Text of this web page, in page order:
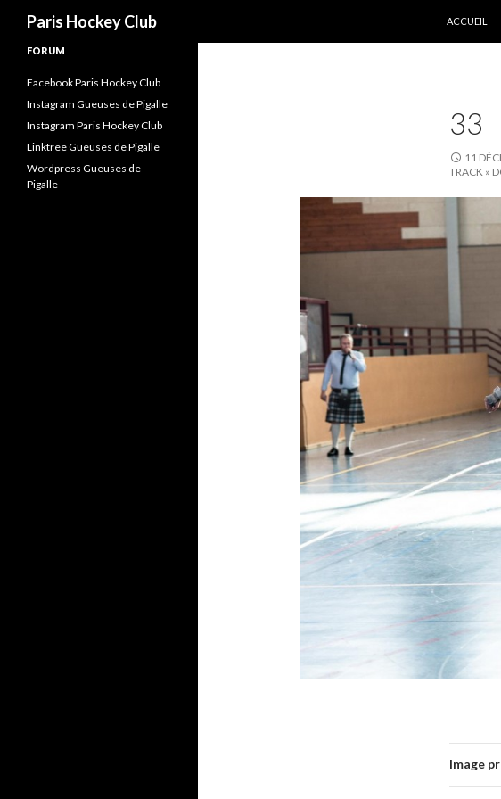
Paris Hockey Club
ACCUEIL
33
11
TRACK »
Image
FORUM
Facebook Paris Hockey Club
Instagram Gueuses de Pigalle
Instagram Paris Hockey Club
Linktree Gueuses de Pigalle
Wordpress Gueuses de
Pigalle